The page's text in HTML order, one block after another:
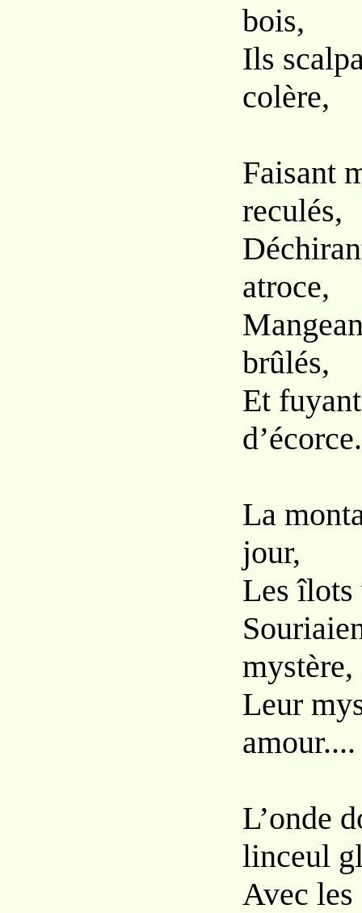
bois,
Ils
colère,
Faisant
reculés,
atroce,
brûlés,
Et
d’écorce.
La
jour,
Les îlots
mystère,
Leur
amour....
L’onde
linceul
Avec